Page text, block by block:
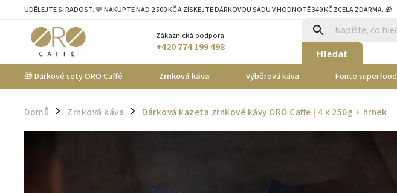
UDĚLEJTE SI RADOST. 🤎 NAKUPTE NAD 2 500 KČ A ZÍSKEJTE DÁRKOVOU SADU V HODNOTĚ 349 KČ ZCELA ZDARMA. 🎁
Zákaznická podpora:
+420 774 199 498 Hledat
🎁 Dárkové sety ORO Caffé Zrnková káva Výběrová káva Fonte superfood
Domů / Zrnková káva / Dárková kazeta zrnkové kávy ORO Caffe | 4 x 250g + hrnek